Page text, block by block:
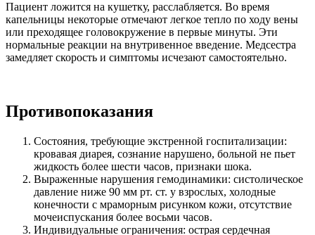
Пациент ложится на кушетку, расслабляется. Во время
капельницы некоторые отмечают легкое тепло по ходу вены
или преходящее головокружение в первые минуты. Эти
нормальные реакции на внутривенное введение. Медсестра
замедляет скорость и симптомы исчезают самостоятельно.
Противопоказания
Состояния, требующие экстренной госпитализации:
кровавая диарея, сознание нарушено, больной не пьет
жидкость более шести часов, признаки шока.
Выраженные нарушения гемодинамики: систолическое
давление ниже 90 мм рт. ст. у взрослых, холодные
конечности с мраморным рисунком кожи, отсутствие
мочеиспускания более восьми часов.
Индивидуальные ограничения: острая сердечная